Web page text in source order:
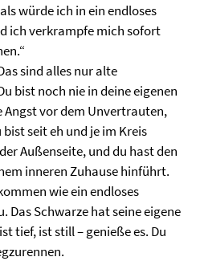
würde ich in ein endloses
ich verkrampfe mich sofort
sind alles nur alte
bist noch nie in deine eigenen
vor dem Unvertrauten,
seit eh und je im Kreis
Außenseite, und du hast den
inneren Zuhause hinführt.
wie ein endloses
Das Schwarze hat seine eigene
tief, ist still – genieße es. Du